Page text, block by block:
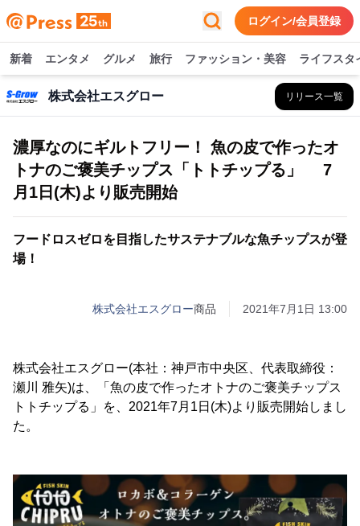
ログイン/会員登録
新着 エンタメ グルメ 旅行 ファッション・美容 ライフスタ
株式会社エスグロー リリース一覧
濃厚なのにギルトフリー！ 魚の皮で作ったオ
トナのご褒美チップス「トトチップる」 7
月1日(木)より販売開始
フードロスゼロを目指したサステナブルな魚チップスが登
場！
株式会社エスグロー商品 2021年7月1日 13:00
株式会社エスグロー(本社：神戸市中央区、代表取締役：
瀬川 雅矢)は、「魚の皮で作ったオトナのご褒美チップス
トトチップる」を、2021年7月1日(木)より販売開始しまし
た。